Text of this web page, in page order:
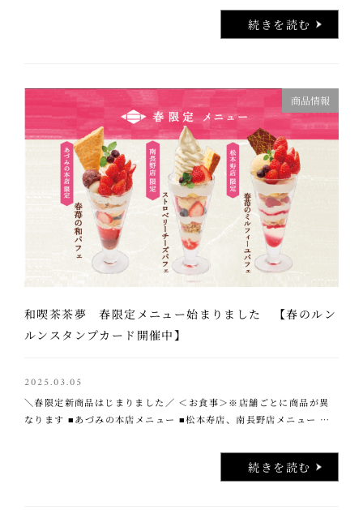
続きを読む
商品情報
和喫茶茶夢 春限定メニュー始まりました 【春のルン
ルンスタンプカード開催中】
2025.03.05
＼春限定新商品はじまりました／ ＜お食事＞※店舗ごとに商品が異
なります ■あづみの本店メニュー ■松本寿店、南長野店メニュー ＜
続きを読む